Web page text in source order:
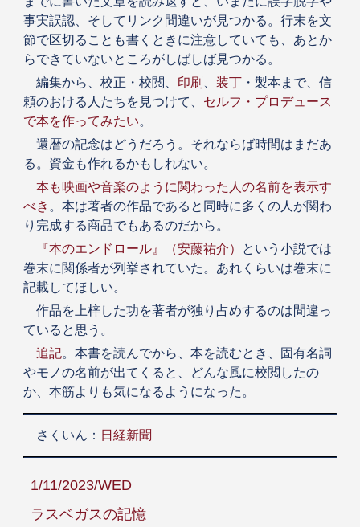
事実誤認、そしてリンク間違いが見つかる。行末を文
節で区切ることも書くときに注意していても、あとか
らできていないところがしばしば見つかる。
編集から、校正・校閲、 印刷 装丁・製本まで、信
頼のおける人たちを見つけて、 セルフ・プロデュース
で本を作ってみたい。
還暦の記念はどうだろう。それならば時間はまだあ
る。資金も作れるかもしれない。
本も映画や音楽のように関わった人の名前を表示す
べき 。本は著者の作品であると同時に多くの人が関わ
り完成する商品でもあるのだから。
『本のエンドロール』（安藤祐介）
という小説では
巻末に関係者が列挙されていた。あれくらいは巻末に
記載してほしい。
作品を上梓した功を著者が独り占めするのは間違っ
ていると思う。
追記。本書を読んでから、本を読むとき、固有名詞
やモノの名前が出てくると、どんな風に校閲したの
か、本筋よりも気になるようになった。
さくいん： 日経新聞
1/11/2023/WED
ラスベガスの記憶